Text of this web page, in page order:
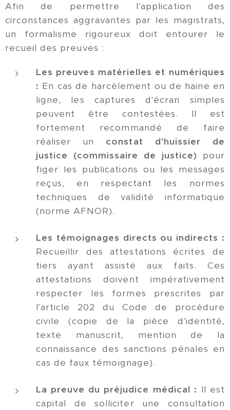
Afin de permettre l'application des
circonstances aggravantes par les magistrats,
un formalisme rigoureux doit entourer le
recueil des preuves :
Les preuves matérielles et numériques
: En cas de harcèlement ou de haine en
ligne, les captures d'écran simples
peuvent être contestées. Il est
fortement recommandé de faire
réaliser un constat d'huissier de
justice (commissaire de justice) pour
figer les publications ou les messages
reçus, en respectant les normes
techniques de validité informatique
(norme AFNOR).
Les témoignages directs ou indirects :
Recueillir des attestations écrites de
tiers ayant assisté aux faits. Ces
attestations doivent impérativement
respecter les formes prescrites par
l'article 202 du Code de procédure
civile (copie de la pièce d'identité,
texte manuscrit, mention de la
connaissance des sanctions pénales en
cas de faux témoignage).
La preuve du préjudice médical : Il est
capital de solliciter une consultation